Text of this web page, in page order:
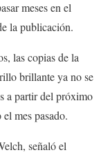
meses en el
la publicación.
las copias de la
brillante ya no se
a partir del próximo
mes pasado.
señaló el